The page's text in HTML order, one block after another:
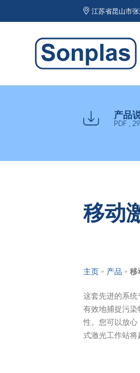
江苏省昆山市
产品
PDF ,
移动
主页 » 产品 » 移
这套先进的系
有效地捕捉污
性。您可以放
式激光工作站将